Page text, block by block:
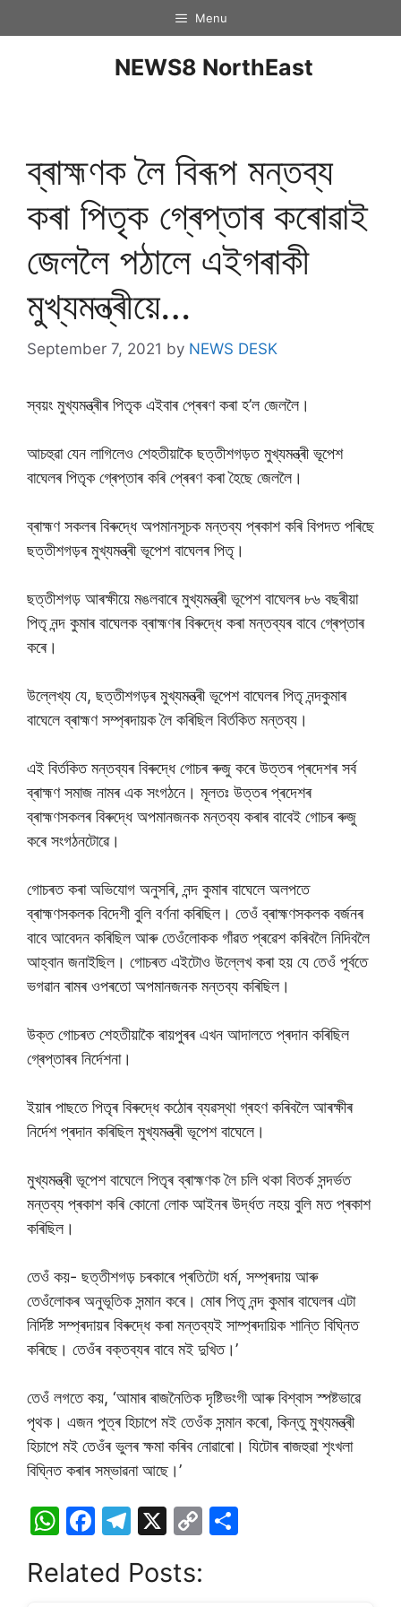
Menu
NEWS8 NorthEast
ব্ৰাহ্মণক লৈ বিৰূপ মন্তব্য
কৰা পিতৃক গ্ৰেপ্তাৰ কৰোৱাই
জেললৈ পঠালে এইগৰাকী
মুখ্যমন্ত্ৰীয়ে…
September 7, 2021 by NEWS DESK
স্বয়ং মুখ্যমন্ত্ৰীৰ পিতৃক এইবাৰ প্ৰেৰণ কৰা হ’ল জেললৈ।
আচহুৱা যেন লাগিলেও শেহতীয়াকৈ ছত্তীশগড়ত মুখ্যমন্ত্ৰী ভূপেশ
বাঘেলৰ পিতৃক গ্ৰেপ্তাৰ কৰি প্ৰেৰণ কৰা হৈছে জেললৈ।
ব্ৰাহ্মণ সকলৰ বিৰুদ্ধে অপমানসূচক মন্তব্য প্ৰকাশ কৰি বিপদত পৰিছে
ছত্তীশগড়ৰ মুখ্যমন্ত্ৰী ভূপেশ বাঘেলৰ পিতৃ।
ছত্তীশগড় আৰক্ষীয়ে মঙলবাৰে মুখ্যমন্ত্ৰী ভূপেশ বাঘেলৰ ৮৬ বছৰীয়া
পিতৃ নন্দ কুমাৰ বাঘেলক ব্ৰাহ্মণৰ বিৰুদ্ধে কৰা মন্তব্যৰ বাবে গ্ৰেপ্তাৰ
কৰে।
উল্লেখ্য যে, ছত্তীশগড়ৰ মুখ্যমন্ত্ৰী ভূপেশ বাঘেলৰ পিতৃ নন্দকুমাৰ
বাঘেলে ব্ৰাহ্মণ সম্প্ৰদায়ক লৈ কৰিছিল বিৰ্তকিত মন্তব্য।
এই বিৰ্তকিত মন্তব্যৰ বিৰুদ্ধে গোচৰ ৰুজু কৰে উত্তৰ প্ৰদেশৰ সৰ্ব
ব্ৰাহ্মণ সমাজ নামৰ এক সংগঠনে। মূলতঃ উত্তৰ প্ৰদেশৰ
ব্ৰাহ্মণসকলৰ বিৰুদ্ধে অপমানজনক মন্তব্য কৰাৰ বাবেই গোচৰ ৰুজু
কৰে সংগঠনটোৱে।
গোচৰত কৰা অভিযোগ অনুসৰি, নন্দ কুমাৰ বাঘেলে অলপতে
ব্ৰাহ্মণসকলক বিদেশী বুলি বৰ্ণনা কৰিছিল। তেওঁ ব্ৰাহ্মণসকলক বৰ্জনৰ
বাবে আবেদন কৰিছিল আৰু তেওঁলোকক গাঁৱত প্ৰৱেশ কৰিবলৈ নিদিবলৈ
আহ্বান জনাইছিল। গোচৰত এইটোও উল্লেখ কৰা হয় যে তেওঁ পূৰ্বতে
ভগৱান ৰামৰ ওপৰতো অপমানজনক মন্তব্য কৰিছিল।
উক্ত গোচৰত শেহতীয়াকৈ ৰায়পুৰৰ এখন আদালতে প্ৰদান কৰিছিল
গ্ৰেপ্তাৰৰ নিৰ্দেশনা।
ইয়াৰ পাছতে পিতৃৰ বিৰুদ্ধে কঠোৰ ব্যৱস্থা গ্ৰহণ কৰিবলৈ আৰক্ষীৰ
নিৰ্দেশ প্ৰদান কৰিছিল মুখ্যমন্ত্ৰী ভূপেশ বাঘেলে।
মুখ্যমন্ত্ৰী ভূপেশ বাঘেলে পিতৃৰ ব্ৰাহ্মণক লৈ চলি থকা বিতৰ্ক সন্দৰ্ভত
মন্তব্য প্ৰকাশ কৰি কোনো লোক আইনৰ উৰ্দ্ধত নহয় বুলি মত প্ৰকাশ
কৰিছিল।
তেওঁ কয়- ছত্তীশগড় চৰকাৰে প্ৰতিটো ধৰ্ম, সম্প্ৰদায় আৰু
তেওঁলোকৰ অনুভূতিক সন্মান কৰে। মোৰ পিতৃ নন্দ কুমাৰ বাঘেলৰ এটা
নিৰ্দিষ্ট সম্প্ৰদায়ৰ বিৰুদ্ধে কৰা মন্তব্যই সাম্প্ৰদায়িক শান্তি বিঘ্নিত
কৰিছে। তেওঁৰ বক্তব্যৰ বাবে মই দুখিত।’
তেওঁ লগতে কয়, ‘আমাৰ ৰাজনৈতিক দৃষ্টিভংগী আৰু বিশ্বাস স্পষ্টভাৱে
পৃথক। এজন পুত্ৰ হিচাপে মই তেওঁক সন্মান কৰো, কিন্তু মুখ্যমন্ত্ৰী
হিচাপে মই তেওঁৰ ভুলৰ ক্ষমা কৰিব নোৱাৰো। যিটোৰ ৰাজহুৱা শৃংখলা
বিঘ্নিত কৰাৰ সম্ভাৱনা আছে।’
W
at
F
c
T
e
X
C
Related Posts: